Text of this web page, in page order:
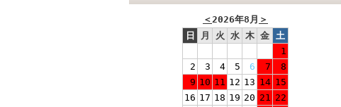
＜2026年8月 ＞
日
月 火 水 木 金 土
1
2
3 4 5 6 7
8
9 10 11 12 13 14 15
16 17 18 19 20 21 22